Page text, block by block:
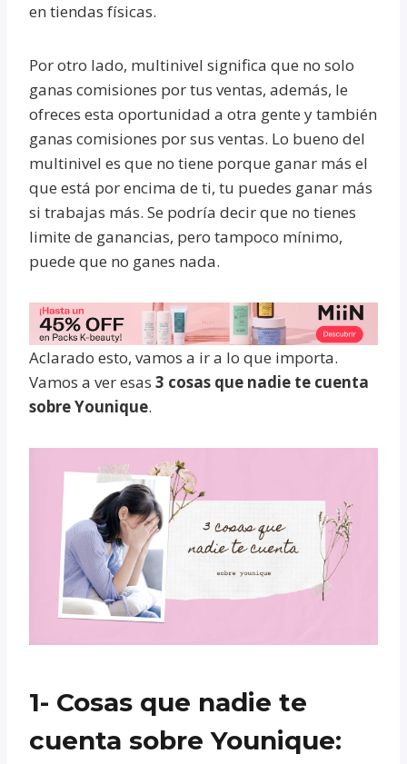
en tiendas físicas.
Por otro lado, multinivel significa que no solo
ganas comisiones por tus ventas, además, le
ofreces esta oportunidad a otra gente y también
ganas comisiones por sus ventas. Lo bueno del
multinivel es que no tiene porque ganar más el
que está por encima de ti, tu puedes ganar más
si trabajas más. Se podría decir que no tienes
limite de ganancias, pero tampoco mínimo,
puede que no ganes nada.
Aclarado esto, vamos a ir a lo que importa.
Vamos a ver esas 3 cosas que nadie te cuenta
sobre Younique.
1- Cosas que nadie te
cuenta sobre Younique: